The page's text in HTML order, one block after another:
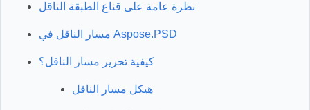
نظرة عامة على قناع الطبقة الناقل
مسار الناقل في Aspose.PSD
كيفية تحرير مسار الناقل؟
هيكل مسار الناقل